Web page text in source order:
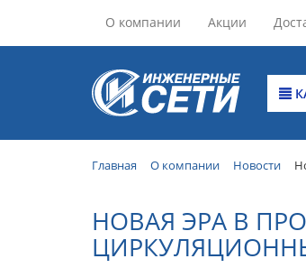
О компании Акции
Главная О компании Новости
НОВАЯ ЭРА В